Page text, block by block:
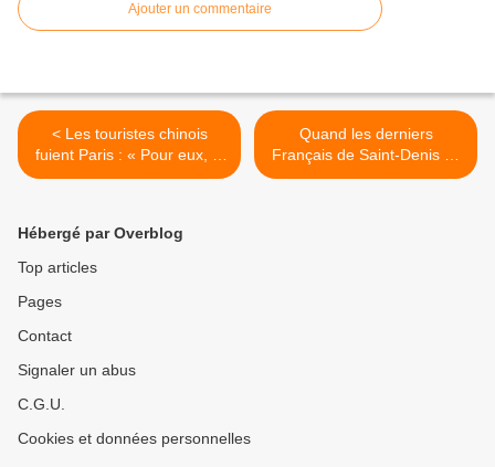
Ajouter un commentaire
< Les touristes chinois
fuient Paris : « Pour eux, la
délinquance est devenue
Quand les derniers
Français de Saint-Denis se
cachent pour manger du
Hébergé par Overblog
Top articles
Pages
Contact
Signaler un abus
C.G.U.
Cookies et données personnelles